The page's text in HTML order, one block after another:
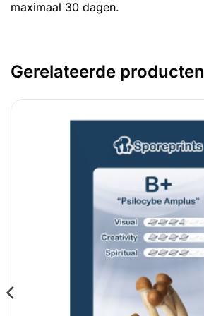
maximaal 30 dagen.
Gerelateerde producten